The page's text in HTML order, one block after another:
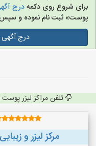
برای شروع روی دکمهدرج
پوست» ثبت نام نموده و سپس
درج
تلفن مراکز لیزر
مرکز لیزر و